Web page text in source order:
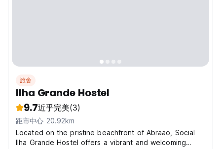
旅舍
Ilha Grande Hostel
9.7近乎完美(3)
距市中心 20.92km
Located on the pristine beachfront of Abraao, Social
Ilha Grande Hostel offers a vibrant and welcoming